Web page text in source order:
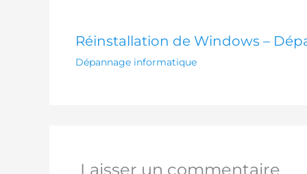
Réinstallation de Windows –
Dépannage informatique
Laisser un commentaire